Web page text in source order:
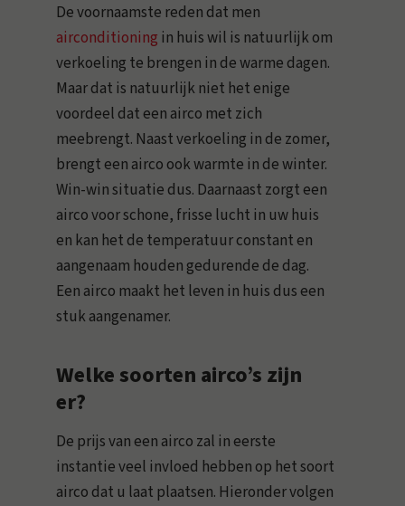
De voornaamste reden dat men
airconditioning in huis wil is natuurlijk om
verkoeling te brengen in de warme dagen.
Maar dat is natuurlijk niet het enige
voordeel dat een airco met zich
meebrengt. Naast verkoeling in de zomer,
brengt een airco ook warmte in de winter.
Win-win situatie dus. Daarnaast zorgt een
airco voor schone, frisse lucht in uw huis
en kan het de temperatuur constant en
aangenaam houden gedurende de dag.
Een airco maakt het leven in huis dus een
stuk aangenamer.
Welke soorten airco’s zijn
er?
De prijs van een airco zal in eerste
instantie veel invloed hebben op het soort
airco dat u laat plaatsen. Hieronder volgen